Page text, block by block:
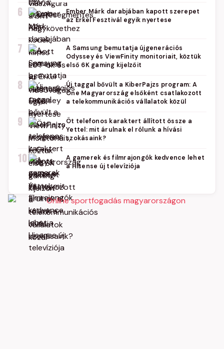
6
Ember Márk darabjában kapott szerepet
az Erkel Fesztivál egyik nyertese
7
A Samsung bemutatja újgenerációs
Odyssey és ViewFinity monitoriait, köztük
első 6K gaming kijelzőit
8
Új taggal bővült a KiberPajzs program: A
One Magyarország elsőként csatlakozott
a telekommunikációs vállalatok közül
9
Öt telefonos karaktert állított össze a
Yettel: mit árulnak el rólunk a hívási
szokásaink?
10
A gamerek és filmrajongók kedvence lehet
a Hisense új televíziója